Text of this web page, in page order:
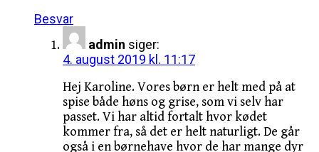
Besvar
admin siger:
4. august 2019 kl. 11:17
Hej Karoline. Vores børn er helt med på at
spise både høns og grise, som vi selv har
passet. Vi har altid fortalt hvor kødet
kommer fra, så det er helt naturligt. De går
også i en børnehave hvor de har mange dyr